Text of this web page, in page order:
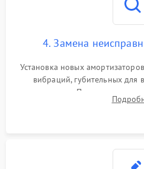
4. Замена
Установка новых
вибраций, губительных для
элементов Пельтье,
фильтров или